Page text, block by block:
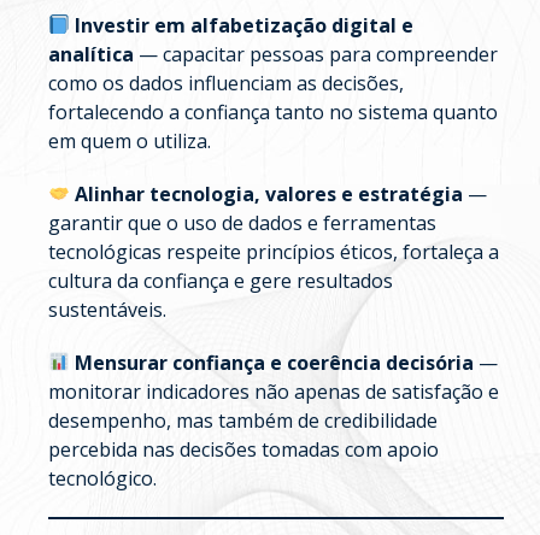
Investir em alfabetização digital e
analítica — capacitar pessoas para compreender
como os dados influenciam as decisões,
fortalecendo a confiança tanto no sistema quanto
em quem o utiliza.
Alinhar tecnologia, valores e estratégia —
garantir que o uso de dados e ferramentas
tecnológicas respeite princípios éticos, fortaleça a
cultura da confiança e gere resultados
sustentáveis.
Mensurar confiança e coerência decisória —
monitorar indicadores não apenas de satisfação e
desempenho, mas também de credibilidade
percebida nas decisões tomadas com apoio
tecnológico.